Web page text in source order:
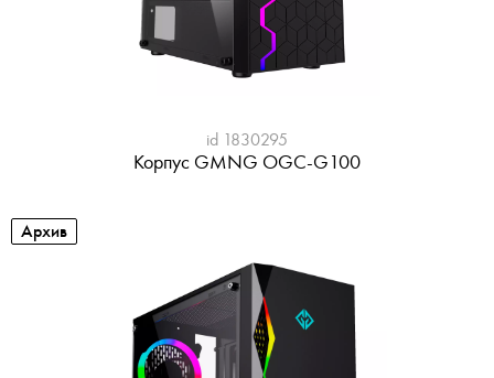
id 1830295
Корпус GMNG OGC-G100
Архив